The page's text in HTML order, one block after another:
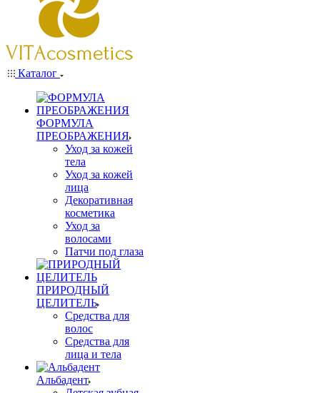
Каталог
ФОРМУЛА
ПРЕОБРАЖЕНИЯ
Уход за кожей
тела
Уход за кожей
лица
Декоративная
косметика
Уход за
волосами
Патчи под глаза
ПРИРОДНЫЙ
ЦЕЛИТЕЛЬ
Средства для
волос
Средства для
лица и тела
Альбадент